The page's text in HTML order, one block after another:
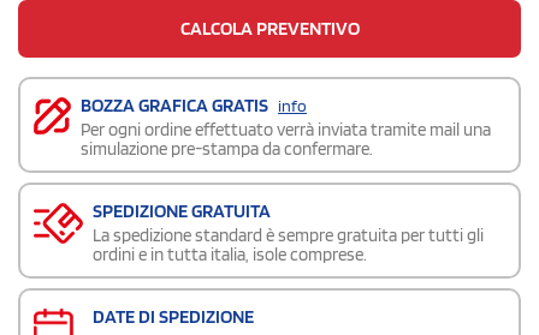
CALCOLA PREVENTIVO
BOZZA GRAFICA GRATIS info
Per ogni ordine effettuato verrà inviata tramite mail una
simulazione pre-stampa da confermare.
SPEDIZIONE GRATUITA
La spedizione standard è sempre gratuita per tutti gli
ordini e in tutta italia, isole comprese.
DATE DI SPEDIZIONE